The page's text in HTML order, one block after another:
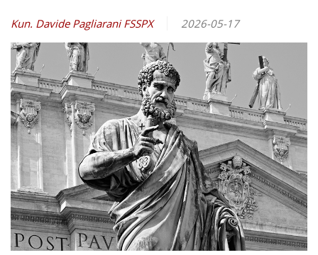
Kun. Davide Pagliarani FSSPX 2026-05-17